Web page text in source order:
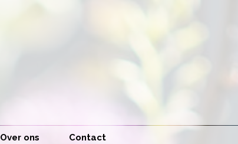
Over ons Contact